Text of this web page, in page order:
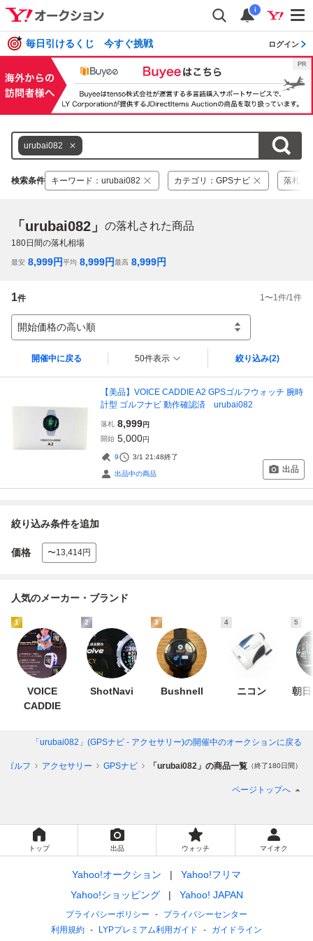
i
毎日引けるくじ 今すぐ挑戦 ログイン
urubai082
検索条件 キーワード ： urubai082 カテゴリ ： GPSナビ 落札価
「urubai082」 の落札された商品
180日間の落札相場
最安 8,999円平均 8,999円最高 8,999円
1件 1 〜1 件/1 件
開始価格の高い順
開催中に戻る 50件表示 絞り込み(2)
【美品】VOICE CADDIE A2 GPSゴルフウォッチ 腕時
計型 ゴルフナビ 動作確認済 urubai082
落札 8,999円
開始 5,000円
9 3/1 21:48終了
出品中の商品 出品
絞り込み条件を追加
価格 〜13,414円
人気のメーカー・ブランド
1
VOICE
CADDIE
2
ShotNavi
3
Bushnell
4
ニコン
5
朝
「urubai082」(GPSナビ - アクセサリー)の開催中のオークションに戻る
ゴルフ アクセサリー GPSナビ 「urubai082」の商品一覧 （終了180日間）
ページトップへ
トップ 出品 ウォッチ マイオク
Yahoo!オークション
Yahoo!フリマ
Yahoo!ショッピング
Yahoo! JAPAN
プライバシーポリシー
プライバシーセンター
利用規約
LYPプレミアム利用ガイド
ガイドライン